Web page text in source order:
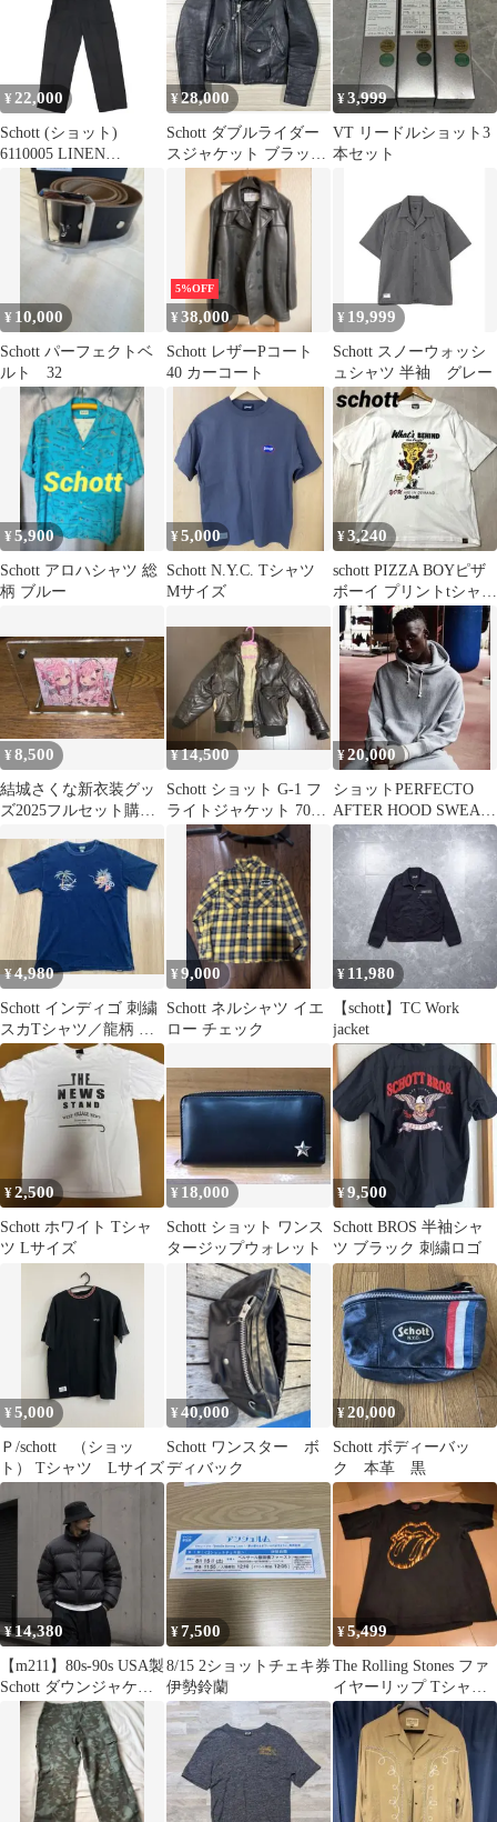
¥ 22,000
Schott (ショット)
6110005 LINEN
TROUSERS リネン ト
ラウザー スラックスパ
ンツ 全2色 ブラック 34
インチ
¥28,000
Schott ダブルライダー
スジャケット ブラック
¥3,999
VT リードルショット3
本セット
¥ 10,000
Schott パーフェクトベ
ルト 32
5%OFF
¥38,000
Schott レザーPコート
40 カーコート
¥ 19,999
Schott スノーウォッシ
ュシャツ 半袖 グレー
¥5,900
Schott アロハシャツ 総
柄 ブルー
¥5,000
Schott N.Y.C. Tシャツ
Mサイズ
¥3,240
schott PIZZA BOYピザ
ボーイ プリントtシャツ
ホワイト M
¥8,500
結城さくな新衣装グッ
ズ2025フルセット購入
ド スタンド付き
¥14,500
Schott ショット G-1 フ
ライトジャケット 70s
レザージャケット38
¥20,000
ショットPERFECTO
AFTER HOOD SWEAT/
パーフェクトパーカー
¥4,980
Schott インディゴ 刺繍
スカTシャツ／龍柄 刺
繍シャツ ショット
¥9,000
Schott ネルシャツ イエ
ロー チェック
¥ 11,980
【schott】TC Work
jacket
¥2,500
Schott ホワイト Tシャ
ツ Lサイズ
¥ 18,000
Schott ショット ワンス
タージップウォレット
¥9,500
Schott BROS 半袖シャ
ツ ブラック 刺繍ロゴ
¥5,000
Ｐ/schott （ショッ
ト） Tシャツ Lサイズ
¥40,000
Schott ワンスター ボ
ディバック
¥20,000
Schott ボディーバッ
ク 本革 黒
¥14,380
【m211】80s-90s USA製
Schott ダウンジャケッ
ト ブラックM
¥7,500
8/15 2ショットチェキ券
伊勢鈴蘭
¥5,499
The Rolling Stones ファ
イヤーリップ Tシャツ
ヴィンテージ90